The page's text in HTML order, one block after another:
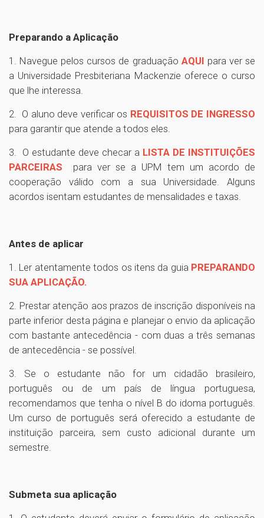
Preparando a Aplicação
1. Navegue pelos cursos de graduação AQUI para ver se
a Universidade Presbiteriana Mackenzie oferece o curso
que lhe interessa.
2. O aluno deve verificar os REQUISITOS DE INGRESSO
para garantir que atende a todos eles.
3. O estudante deve checar a LISTA DE INSTITUIÇÕES
PARCEIRAS
para ver se a UPM tem um acordo de
cooperação válido com a sua Universidade. Alguns
acordos isentam estudantes de mensalidades e taxas.
Antes de aplicar
1. Ler atentamente todos os itens da guia PREPARANDO
SUA APLICAÇÃO.
2. Prestar atenção aos prazos de inscrição disponíveis na
parte inferior desta página e planejar o envio da aplicação
com bastante antecedência - com duas a três semanas
de antecedência - se possível.
3. Se o estudante não for um cidadão brasileiro,
português ou de um país de língua portuguesa,
recomendamos que tenha o nível B do idoma português.
Um curso de português será oferecido a estudante de
instituição parceira, sem custo adicional durante um
semestre.
Submeta sua aplicação